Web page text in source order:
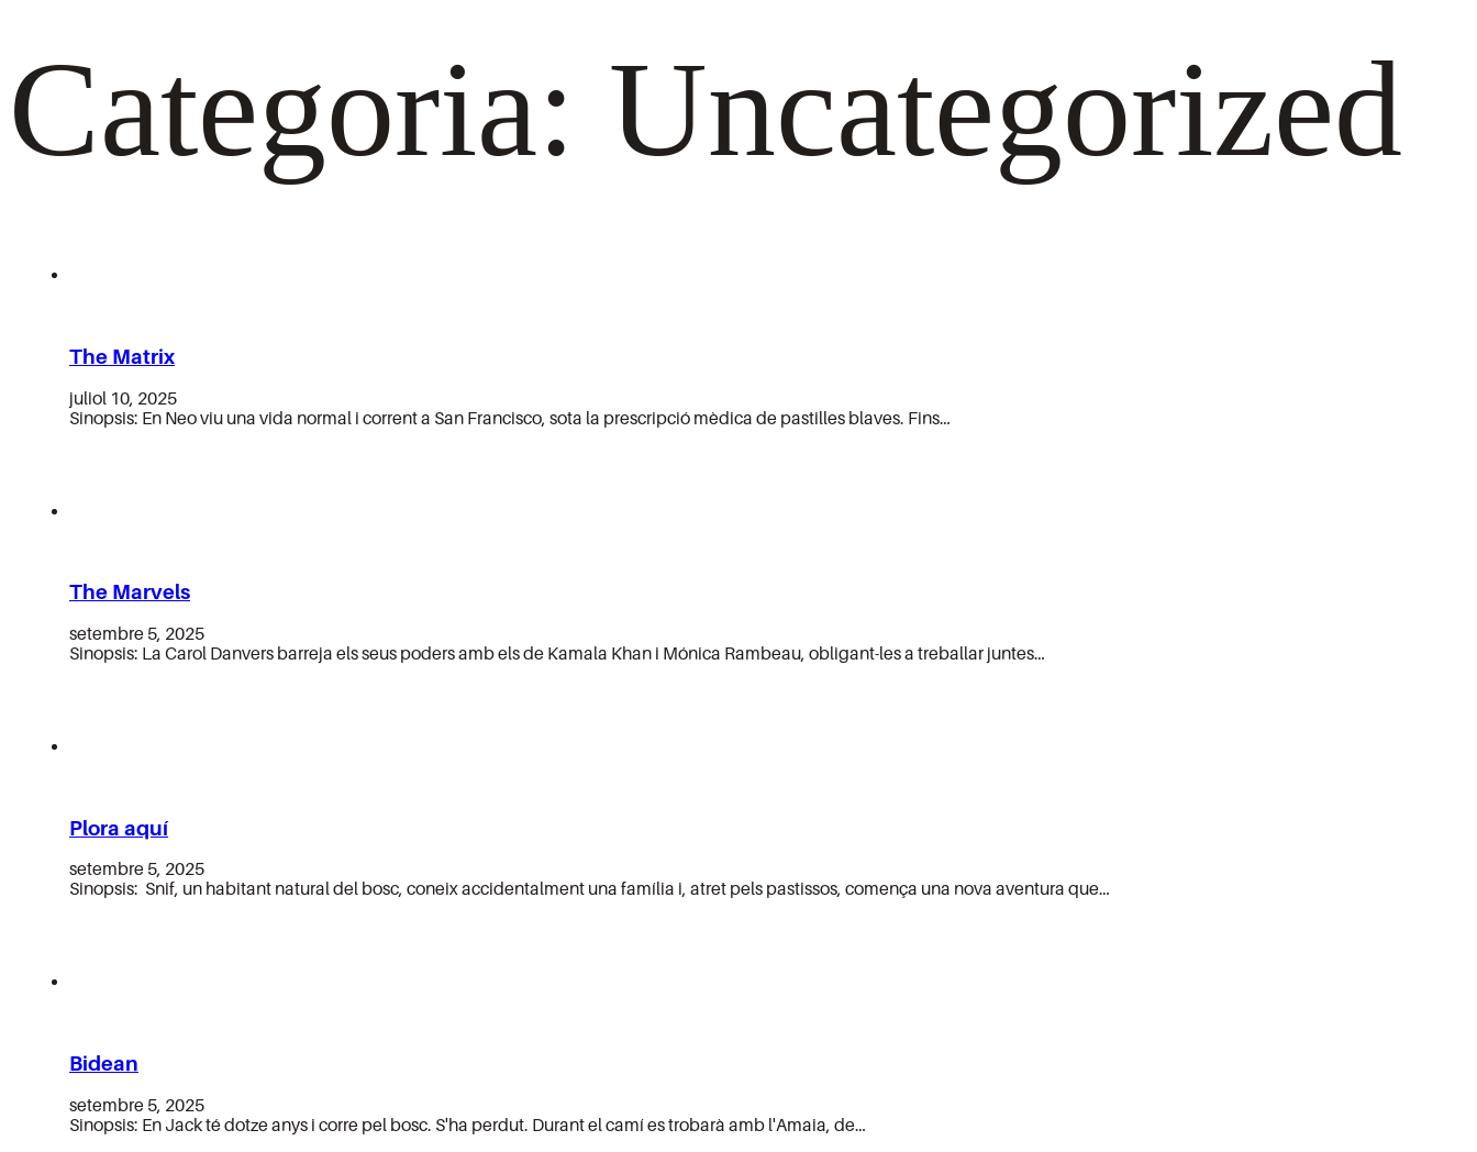
Categoria: Uncategorized
The Matrix
juliol 10, 2025
Sinopsis: En Neo viu una vida normal i corrent a San Francisco, sota la prescripció mèdica de pastilles blaves. Fins…
The Marvels
setembre 5, 2025
Sinopsis: La Carol Danvers barreja els seus poders amb els de Kamala Khan i Mónica Rambeau, obligant-les a treballar juntes…
Plora aquí
setembre 5, 2025
Sinopsis: Snif, un habitant natural del bosc, coneix accidentalment una família i, atret pels pastissos, comença una nova aventura que…
Bidean
setembre 5, 2025
Sinopsis: En Jack té dotze anys i corre pel bosc. S'ha perdut. Durant el camí es trobarà amb l'Amaia, de…